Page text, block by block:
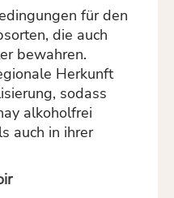
für den
die auch
bewahren.
Herkunft
sodass
alkoholfrei
auch in ihrer